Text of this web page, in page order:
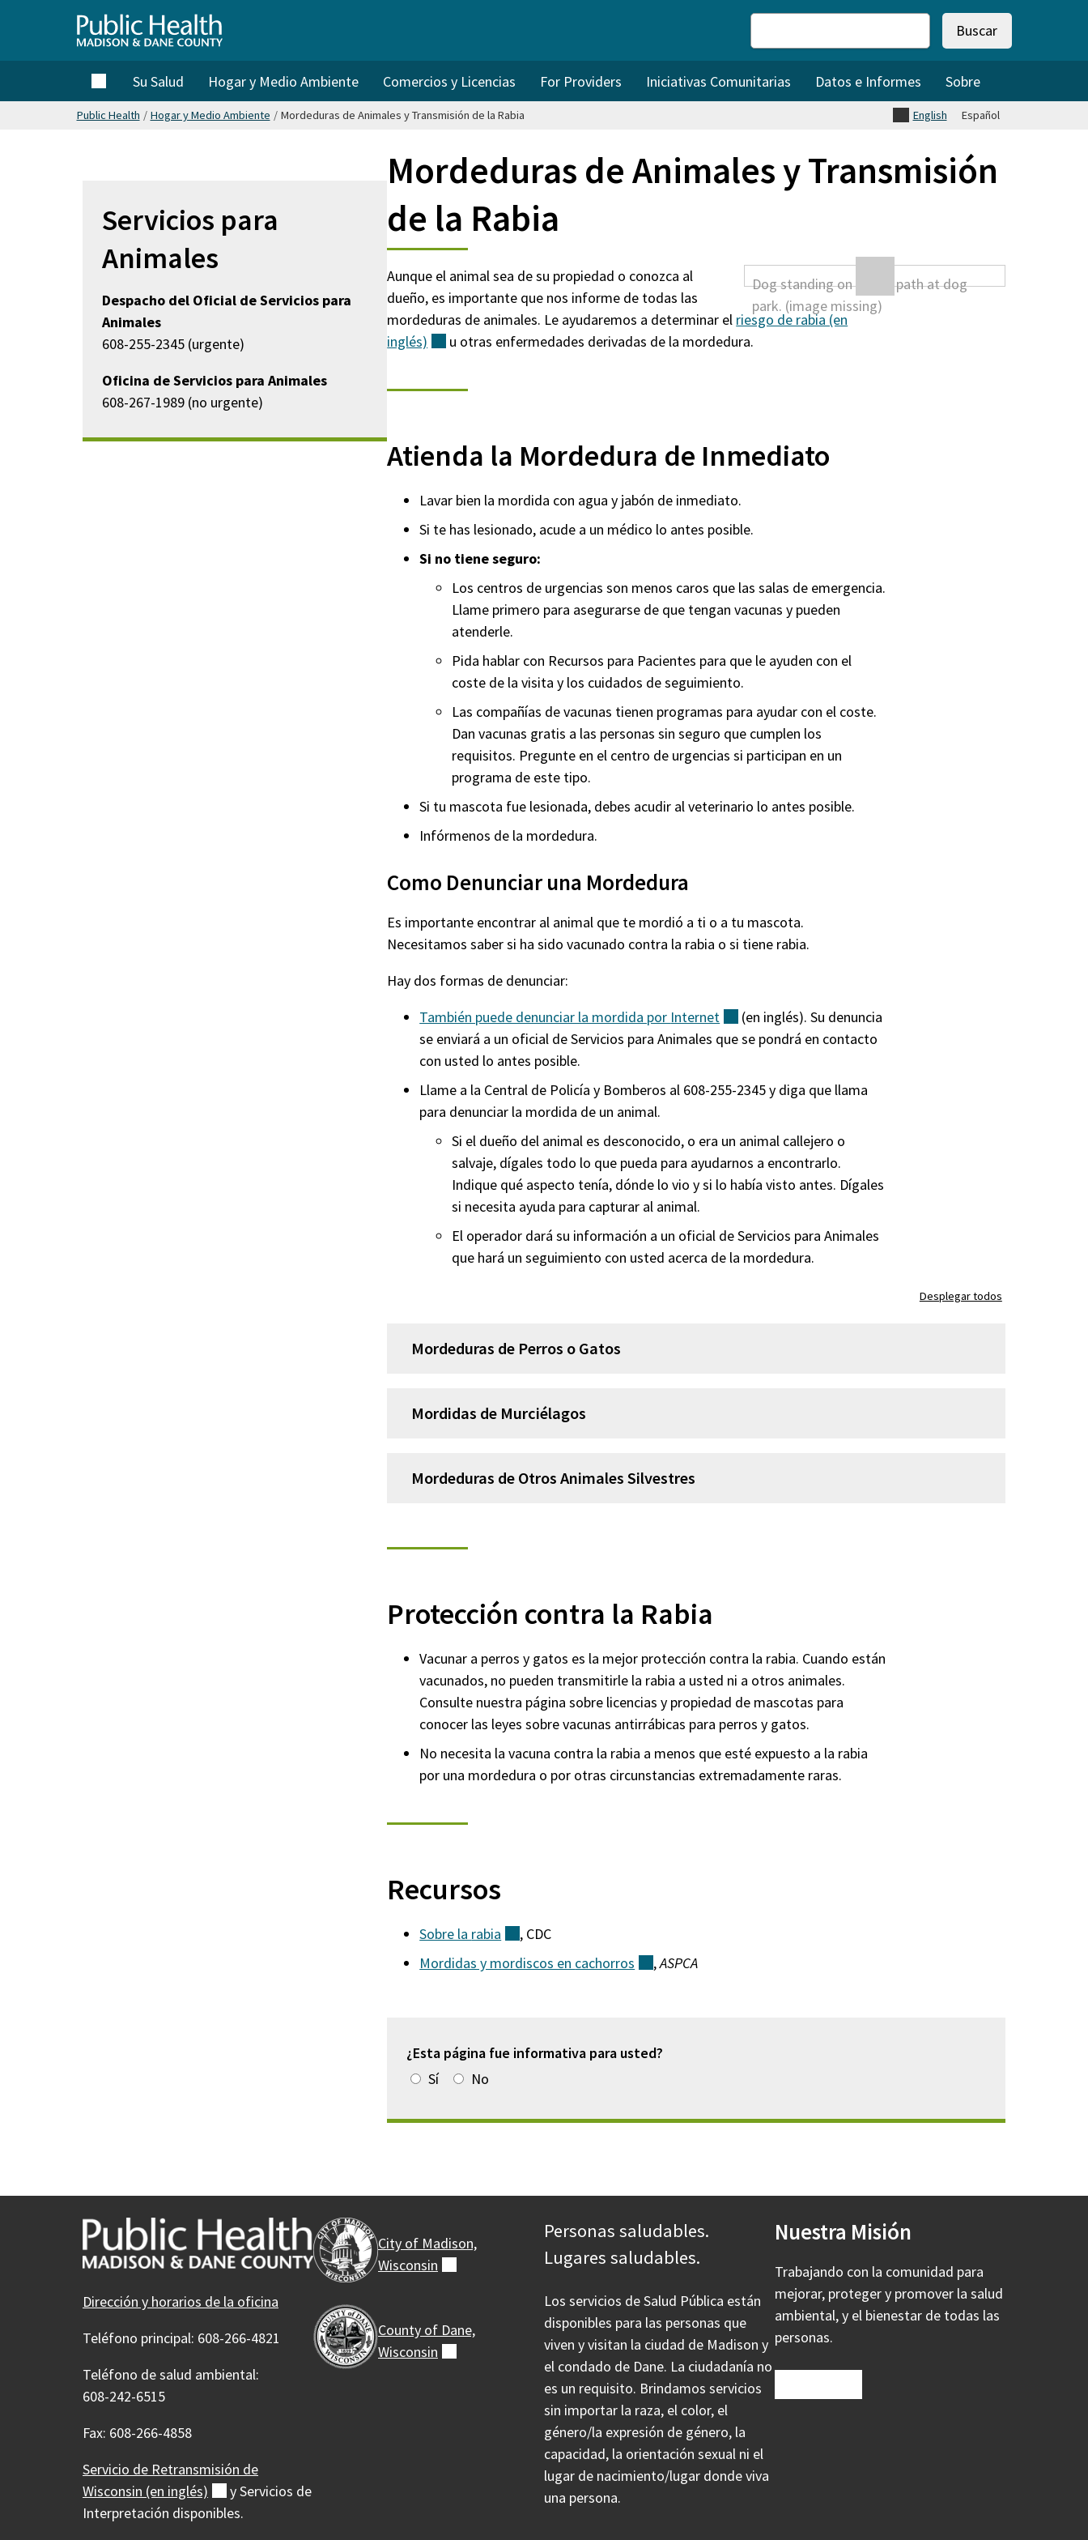
principal
Public
Health
County
Buscar
Su Salud Hogar y Medio Ambiente Comercios y Licencias For Providers Iniciativas Comunitarias Datos e Informes Sobre
Public Health / Hogar y Medio Ambiente / Mordeduras de Animales y Transmisión de la Rabia English Español
Mordeduras de Animales y Transmisión
de la Rabia
Aunque el animal sea de su propiedad o conozca al
dueño, es importante que nos informe de todas las
mordeduras de animales. Le ayudaremos a determinar el riesgo de rabia (en
inglés)
(externo)
u otras enfermedades derivadas de la mordedura.
Atienda la Mordedura de Inmediato
Lavar bien la mordida con agua y jabón de inmediato.
Si te has lesionado, acude a un médico lo antes posible.
Si no tiene seguro:
Los centros de urgencias son menos caros que las salas de emergencia.
Llame primero para asegurarse de que tengan vacunas y pueden
atenderle.
Pida hablar con Recursos para Pacientes para que le ayuden con el
coste de la visita y los cuidados de seguimiento.
Las compañías de vacunas tienen programas para ayudar con el coste.
Dan vacunas gratis a las personas sin seguro que cumplen los
requisitos. Pregunte en el centro de urgencias si participan en un
programa de este tipo.
Si tu mascota fue lesionada, debes acudir al veterinario lo antes posible.
Infórmenos de la mordedura.
Como Denunciar una Mordedura
Es importante encontrar al animal que te mordió a ti o a tu mascota.
Necesitamos saber si ha sido vacunado contra la rabia o si tiene rabia.
Hay dos formas de denunciar:
También puede denunciar la mordida por Internet (externo)
(en inglés). Su denuncia
se enviará a un oficial de Servicios para Animales que se pondrá en contacto
con usted lo antes posible.
Llame a la Central de Policía y Bomberos al 608-255-2345 y diga que llama
para denunciar la mordida de un animal.
Si el dueño del animal es desconocido, o era un animal callejero o
salvaje, dígales todo lo que pueda para ayudarnos a encontrarlo.
Indique qué aspecto tenía, dónde lo vio y si lo había visto antes. Dígales
si necesita ayuda para capturar al animal.
El operador dará su información a un oficial de Servicios para Animales
que hará un seguimiento con usted acerca de la mordedura.
Desplegar todos
Mordeduras de Perros o Gatos
Mordidas de Murciélagos
Mordeduras de Otros Animales Silvestres
Protección contra la Rabia
Vacunar a perros y gatos es la mejor protección contra la rabia. Cuando están
vacunados, no pueden transmitirle la rabia a usted ni a otros animales.
Consulte nuestra página sobre licencias y propiedad de mascotas para
conocer las leyes sobre vacunas antirrábicas para perros y gatos.
No necesita la vacuna contra la rabia a menos que esté expuesto a la rabia
por una mordedura o por otras circunstancias extremadamente raras.
Recursos
Sobre la rabia (externo)
, CDC
Mordidas y mordiscos en cachorros (externo)
,ASPCA
¿Esta página fue informativa para usted?
Sí
No
Servicios para
Animales
Despacho del Oficial de Servicios para
Animales
608-255-2345 (urgente)
Oficina de Servicios para Animales
608-267-1989 (no urgente)
Dirección y horarios de la oficina
Teléfono principal: 608-266-4821
Teléfono de salud ambiental:
608-242-6515
Fax: 608-266-4858
Servicio de Retransmisión de
Wisconsin (en inglés) (externo)
y Servicios de
Interpretación disponibles.
City of Madison,
Wisconsin
County of Dane,
Wisconsin
Personas saludables.
Lugares saludables.
Los servicios de Salud Pública están
disponibles para las personas que
viven y visitan la ciudad de Madison y
el condado de Dane. La ciudadanía no
es un requisito. Brindamos servicios
sin importar la raza, el color, el
género/la expresión de género, la
capacidad, la orientación sexual ni el
lugar de nacimiento/lugar donde viva
una persona.
Nuestra Misión
Trabajando con la comunidad para
mejorar, proteger y promover la salud
ambiental, y el bienestar de todas las
personas.